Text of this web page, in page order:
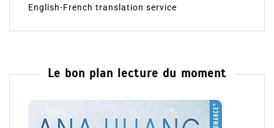
English-French translation service
Le bon plan lecture du moment